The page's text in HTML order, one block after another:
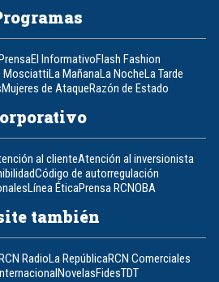
El InformativoFlash Fashion
MosciattiLa MañanaLa NocheLa Tarde
Mujeres de AtaqueRazón de Estado
al clienteAtención al inversionista
Código de autorregulación
Línea ÉticaPrensa RCNOBA
también
RadioLa RepúblicaRCN Comerciales
NovelasFidesTDT